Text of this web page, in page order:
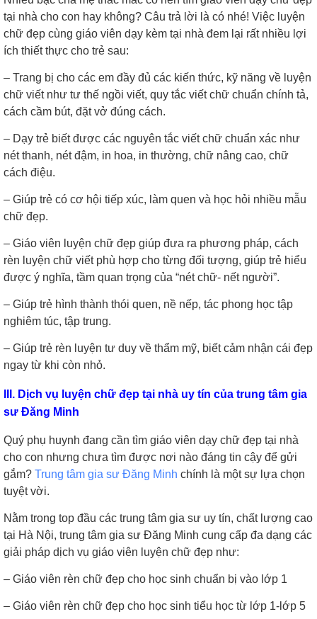
tại nhà cho con hay không? Câu trả lời là có nhé! Việc luyện
chữ đẹp cùng giáo viên dạy kèm tại nhà đem lại rất nhiều lợi
ích thiết thực cho trẻ sau:
– Trang bị cho các em đầy đủ các kiến thức, kỹ năng về luyện
chữ viết như tư thế ngồi viết, quy tắc viết chữ chuẩn chính tả,
cách cầm bút, đặt vở đúng cách.
– Dạy trẻ biết được các nguyên tắc viết chữ chuẩn xác như
nét thanh, nét đậm, in hoa, in thường, chữ nâng cao, chữ
cách điệu.
– Giúp trẻ có cơ hội tiếp xúc, làm quen và học hỏi nhiều mẫu
chữ đẹp.
– Giáo viên luyện chữ đẹp giúp đưa ra phương pháp, cách
rèn luyện chữ viết phù hợp cho từng đối tượng, giúp trẻ hiểu
được ý nghĩa, tầm quan trọng của “nét chữ- nết người”.
– Giúp trẻ hình thành thói quen, nề nếp, tác phong học tập
nghiêm túc, tập trung.
– Giúp trẻ rèn luyện tư duy về thẩm mỹ, biết cảm nhận cái đẹp
ngay từ khi còn nhỏ.
III. Dịch vụ luyện chữ đẹp tại nhà uy tín của trung tâm gia
sư Đăng Minh
Quý phụ huynh đang cần tìm giáo viên dạy chữ đẹp tại nhà
cho con nhưng chưa tìm được nơi nào đáng tin cậy để gửi
gắm? Trung tâm gia sư Đăng Minh chính là một sự lựa chọn
tuyệt vời.
Nằm trong top đầu các trung tâm gia sư uy tín, chất lượng cao
tại Hà Nội, trung tâm gia sư Đăng Minh cung cấp đa dạng các
giải pháp dịch vụ giáo viên luyện chữ đẹp như:
– Giáo viên rèn chữ đẹp cho học sinh chuẩn bị vào lớp 1
– Giáo viên rèn chữ đẹp cho học sinh tiểu học từ lớp 1-lớp 5